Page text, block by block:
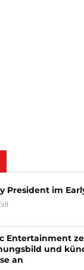
President im
Entertainment
und
an